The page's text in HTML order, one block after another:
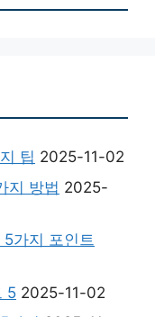
팁 2025-11-02
지 방법 2025-
가지 포인트
5 2025-11-02